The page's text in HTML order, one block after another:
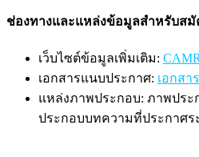
ช่องทางและแหล่งข้อมูลสำหรับสมั
เว็บไซต์ข้อมูลเพิ่มเติม:
เอกสารแนบประกาศ: เอกสา
แหล่งภาพประกอบ: ภาพประ
ประกอบบทความที่ประกาศร